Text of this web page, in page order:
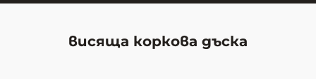
висяща коркова дъска